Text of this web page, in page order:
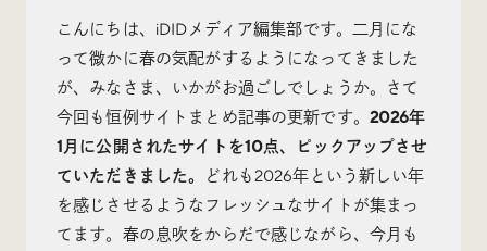
Today’s Bookmark
今日のブクマ
iDIDメディア編集部メンバーが見つけた気になるあれこ
れを、ほぼ毎日1つずつ紹介しています。
こんにちは、iDIDメディア編集部です。二月にな
って微かに春の気配がするようになってきました
が、みなさま、いかがお過ごしでしょうか。さて
今回も恒例サイトまとめ記事の更新です。 2026年
1月に公開されたサイトを10点、ピックアップさせ
ていただきました。
どれも2026年という新しい年
を感じさせるようなフレッシュなサイトが集まっ
てます。春の息吹をからだで感じながら、今月も